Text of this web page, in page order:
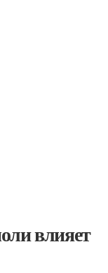
влияет